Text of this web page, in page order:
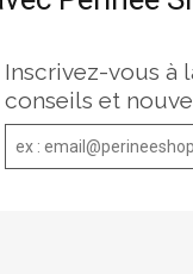
Inscrivez-vous à
conseils et